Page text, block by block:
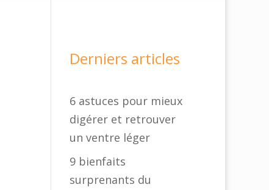
Derniers articles
6 astuces pour mieux
digérer et retrouver
un ventre léger
9 bienfaits
surprenants du